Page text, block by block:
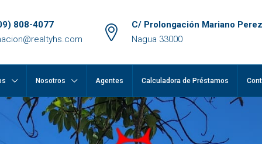
808-4077
C/ Prolongación Mariano
Nagua 33000
Nosotros Agentes Calculadora de Préstamos